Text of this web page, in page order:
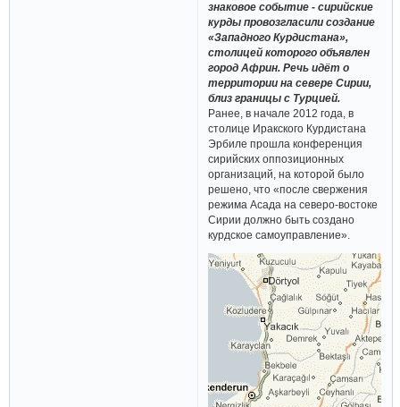
знаковое событие - сирийские
курды провозгласили создание
«Западного Курдистана»,
столицей которого объявлен
город Африн. Речь идёт о
территории на севере Сирии,
близ границы с Турцией.
Ранее, в начале 2012 года, в
столице Иракского Курдистана
Эрбиле прошла конференция
сирийских оппозиционных
организаций, на которой было
решено, что «после свержения
режима Асада на северо-востоке
Сирии должно быть создано
курдское самоуправление».